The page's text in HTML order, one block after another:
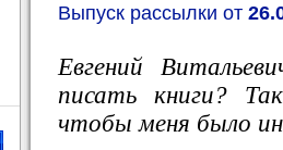
Выпуск рассылки от
Евгений
писать книги?
чтобы меня было